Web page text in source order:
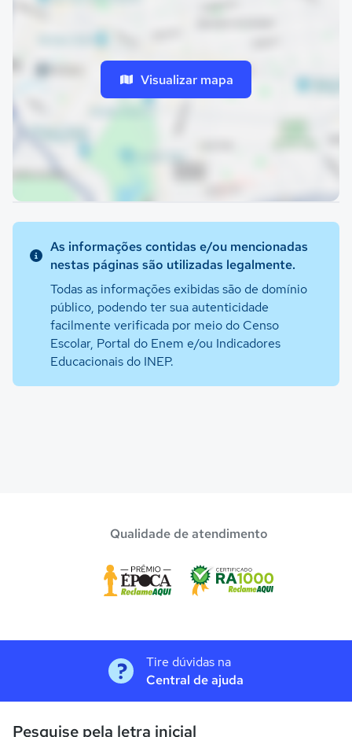
Visualizar mapa
As informações contidas e/ou mencionadas
nestas páginas são utilizadas legalmente.
Todas as informações exibidas são de domínio
público, podendo ter sua autenticidade
facilmente verificada por meio do Censo
Escolar, Portal do Enem e/ou Indicadores
Educacionais do INEP.
Qualidade de atendimento
Tire dúvidas na
Central de ajuda
Pesquise pela letra inicial